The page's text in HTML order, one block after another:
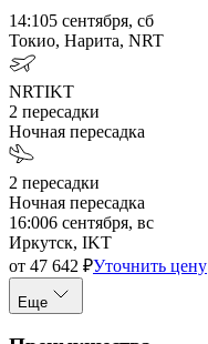
14:105 сентября, сб
Токио, Нарита, NRT
NRTIKT
2 пересадки
Ночная пересадка
2 пересадки
Ночная пересадка
16:006 сентября, вс
Иркутск, IKT
от 47 642 ₽Уточнить цену
Еще